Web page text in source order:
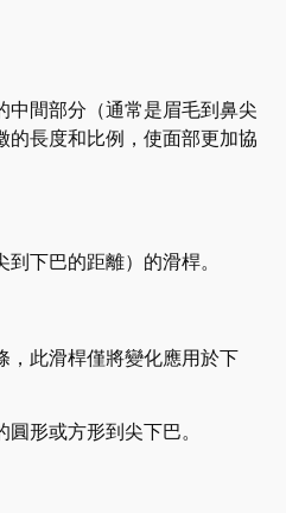
中間部分（通常是眉毛到鼻尖
的長度和比例，使面部更加協
下巴的距離）的滑桿。
，此滑桿僅將變化應用於下
形或方形到尖下巴。